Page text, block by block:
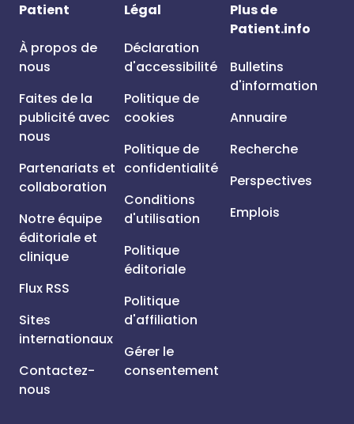
Patient
À propos de
nous
Faites de la
publicité avec
nous
Partenariats et
collaboration
Notre équipe
éditoriale et
clinique
Flux RSS
Sites
internationaux
Contactez-
nous
Légal
Déclaration
d'accessibilité
Politique de
cookies
Politique de
confidentialité
Conditions
d'utilisation
Politique
éditoriale
Politique
d'affiliation
Gérer le
consentement
Plus de
Patient.info
Bulletins
d'information
Annuaire
Recherche
Perspectives
Emplois